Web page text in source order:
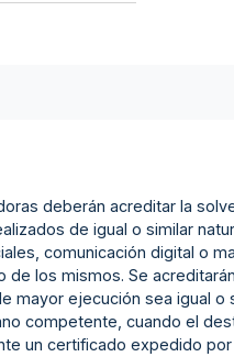
deberán acreditar la
de igual o similar
comunicación digital o
los mismos. Se
mayor ejecución sea igual
competente, cuando el
un certificado expedido